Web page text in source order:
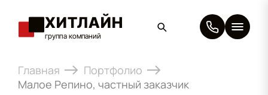
ХИТЛАЙН
группа компаний
Главная
Портфолио
Малое Репино, частный заказчик